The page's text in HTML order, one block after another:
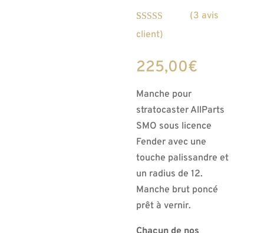
Noté4.67
sur 5 basé
3
client
(3 avis
client)
225,00€
Manche pour
stratocaster AllParts
SMO sous licence
Fender avec une
touche palissandre et
un radius de 12.
Manche brut poncé
prêt à vernir.